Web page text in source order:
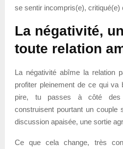
se sentir incompris(e), critiqué(e)
La négativité,
toute relation
La négativité abîme la relation
profiter pleinement de ce qui va
pire, tu passes à côté des
construisent pourtant un couple
discussion apaisée, une sortie
Ce que cela change, très